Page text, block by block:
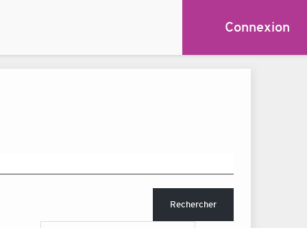
Connexion
Rechercher